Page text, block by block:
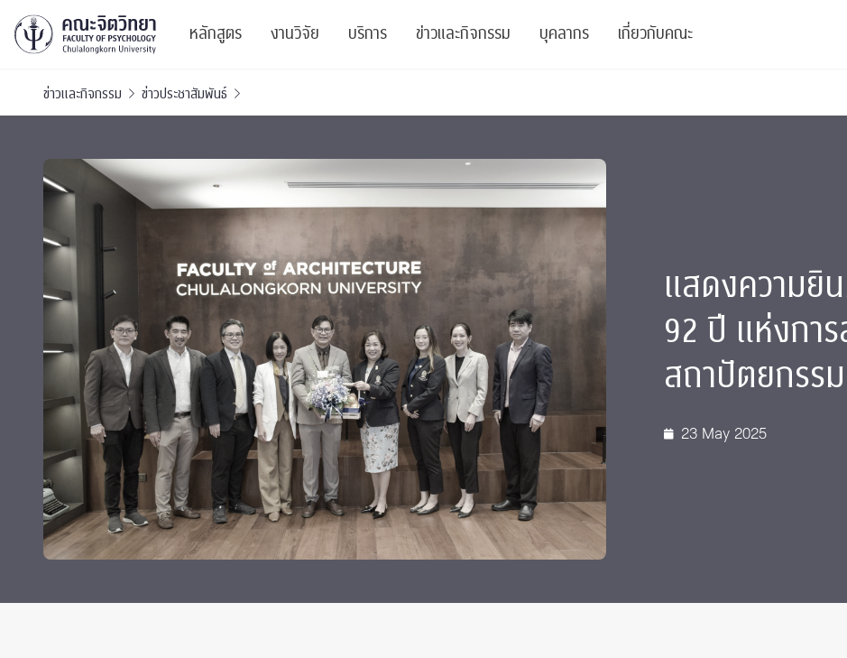
หลักสูตร
หลักสูตรปริญญาตรี
หลักสูตรปริญญาโทและ
ปริญญาเอก
นิสิตปัจจุบัน
งานวิจัย
ผลงานตีพิมพ์
งานประชุมวิชาการ
งานประชุมวิชาการระดับนานาชาติ
TICP 2023
SSBW Activities
ทุนและรางวัล
บริการ
PSY Stats Clinic
ศูนย์สุขภาวะทางจิต
ศูนย์จิตวิทยาเพื่อประสิทธิภาพองค์กร
Life Di
CU Radio
ข่าวและกิจกรรม
ข่าวประชาสัมพันธ์
เสวนาและบรรยายพิเศษ
โครงการอบรม
ตำแหน่งงาน
บุคลากร
เจ้าหน้าที่
นักวิจัยหลังปริญญาเอก
เกี่ยวกับคณะ
รายงานประจำปี
ติดต่อเรา
Intranet
ข่าวและกิจกรรม ข่าวประชาสัมพันธ์
แสดงความยิ
92 ปี แห่งกา
สถาปัตยกรร
23 May 2025